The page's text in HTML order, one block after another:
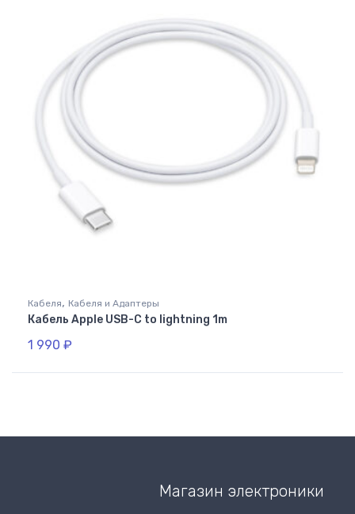
Кабеля, Кабеля и Адаптеры
Кабель Apple USB-C to lightning 1m
1 990 ₽
Магазин электроники